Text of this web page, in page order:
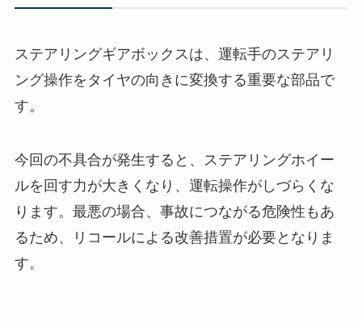
ステアリングギアボックスは、運転手のステアリ
ング操作をタイヤの向きに変換する重要な部品で
す。
今回の不具合が発生すると、ステアリングホイー
ルを回す力が大きくなり、運転操作がしづらくな
ります。最悪の場合、事故につながる危険性もあ
るため、リコールによる改善措置が必要となりま
す。